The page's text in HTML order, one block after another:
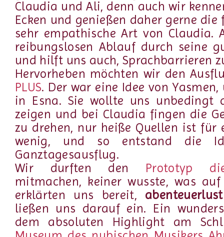
Claudia und Ali, denn auch wir
Ecken und genießen daher gerne
sehr empathische Art von Claudia.
reibungslosen Ablauf durch seine
und hilft uns auch, Sprachbarrieren
Hervorheben möchten wir den
PLUS. Der war eine Idee von
in Esna. Sie wollte uns unbedingt
zeigen und bei Claudia fingen die
zu drehen, nur heiße Quellen ist für
wenig, und so entstand die
Ganztagesausflug.
Wir durften den Prototyp
mitmachen, keiner wusste, was
erklärten uns bereit,
ließen uns darauf ein. Ein
dem absoluten Highlight am